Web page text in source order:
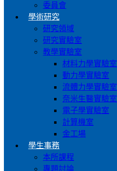
委員會
學術研究
研究領域
研究實驗室
教學實驗室
材料力學實驗室
動力學實驗室
流體力學實驗室
奈米生醫實驗室
電子學實驗室
計算機室
金工場
學生事務
本所課程
專題討論